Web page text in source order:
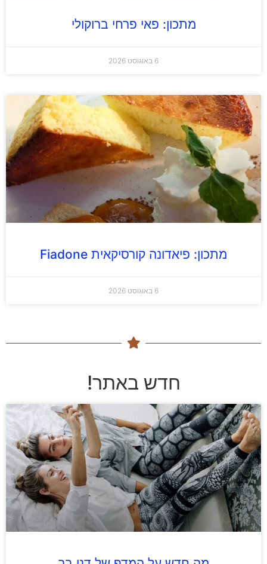
מתכון: פאי פרחי ברוקולי
6 באוגוסט 2026
מתכון: פיאדונה קורסיקאית Fiadone
6 באוגוסט 2026
חדש באתר!